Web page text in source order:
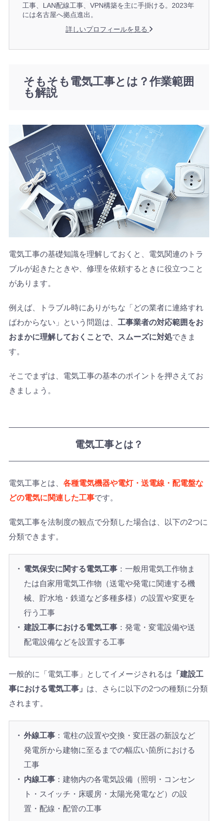
工事、LAN配線工事、VPN構築を主に手掛ける。2023年
には名古屋へ拠点進出。
詳しいプロフィールを見る
そもそも電気工事とは？作業範囲
も解説
電気工事の基礎知識を理解しておくと、電気関連のトラ
ブルが起きたときや、修理を依頼するときに役立つこと
があります。
例えば、トラブル時にありがちな「どの業者に連絡すれ
ばわからない」という問題は、 工事業者の対応範囲をお
おまかに理解しておくことで、スムーズに対処できま
す。
そこでまずは、電気工事の基本のポイントを押さえてお
きましょう。
電気工事とは？
電気工事とは、 各種電気機器や電灯・送電線・配電盤な
どの電気に関連した工事です。
電気工事を法制度の観点で分類した場合は、以下の2つに
分類できます。
電気保安に関する電気工事：一般用電気工作物ま
たは自家用電気工作物（送電や発電に関連する機
械、貯水地・鉄道など多種多様）の設置や変更を
行う工事
建設工事における電気工事：発電・変電設備や送
配電設備などを設置する工事
一般的に「電気工事」としてイメージされるは 「建設工
事における電気工事」 は、さらに以下の2つの種類に分類
されます。
外線工事：電柱の設置や交換・変圧器の新設など
発電所から建物に至るまでの幅広い箇所における
工事
内線工事：建物内の各電気設備（照明・コンセン
ト・スイッチ・床暖房・太陽光発電など）の設
置・配線・配管の工事